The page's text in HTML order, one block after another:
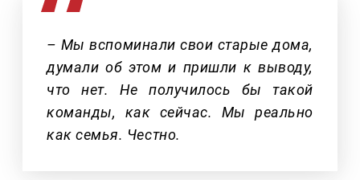
– Мы вспоминали свои старые дома,
думали об этом и пришли к выводу,
что нет. Не получилось бы такой
команды, как сейчас. Мы реально
как семья. Честно.